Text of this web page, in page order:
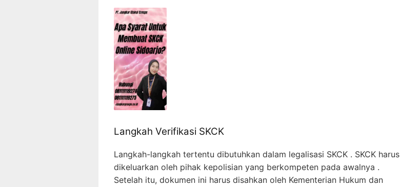
Langkah Verifikasi SKCK
Langkah-langkah tertentu dibutuhkan dalam legalisasi SKCK . SKCK harus
dikeluarkan oleh pihak kepolisian yang berkompeten pada awalnya .
Setelah itu, dokumen ini harus disahkan oleh Kementerian Hukum dan